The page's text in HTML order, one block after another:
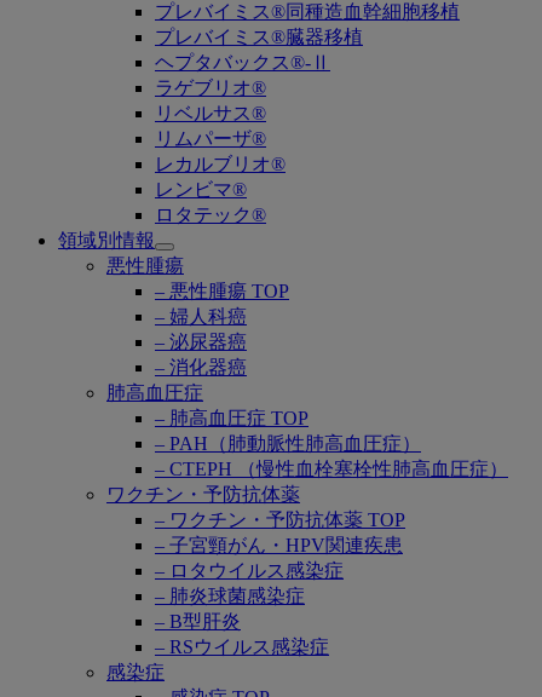
プレバイミス®同種造血幹細胞移植
プレバイミス®臓器移植
ヘプタバックス®-Ⅱ
ラゲブリオ®
リベルサス®
リムパーザ®
レカルブリオ®
レンビマ®
ロタテック®
領域別情報
Open
submenu
悪性腫瘍
– 悪性腫瘍 TOP
– 婦人科癌
– 泌尿器癌
– 消化器癌
肺高血圧症
– 肺高血圧症 TOP
– PAH（肺動脈性肺高血圧症）
– CTEPH （慢性血栓塞栓性肺高血圧症）
ワクチン・予防抗体薬
– ワクチン・予防抗体薬 TOP
– 子宮頸がん・HPV関連疾患
– ロタウイルス感染症
– 肺炎球菌感染症
– B型肝炎
– RSウイルス感染症
感染症